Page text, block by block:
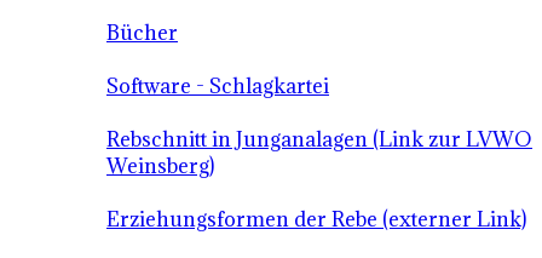
Bücher
Software - Schlagkartei
Rebschnitt in Junganalagen (Link zur LVWO
Weinsberg)
Erziehungsformen der Rebe (externer Link)